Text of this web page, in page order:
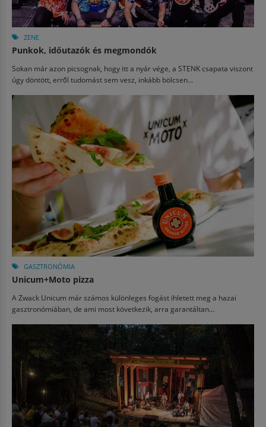
ZENE
Punkok, időutazók és megmondók
Sokan már azon picsognak, hogy itt a nyár vége, a STENK csapata viszont
úgy döntött, erről tudomást sem vesz, inkább bölcsen...
GASZTRONÓMIA
Unicum+Moto pizza
A Zwack Unicum már számos különleges fogást ihletett meg a hazai
gasztronómiában, de ami most következik, arra garantáltan...